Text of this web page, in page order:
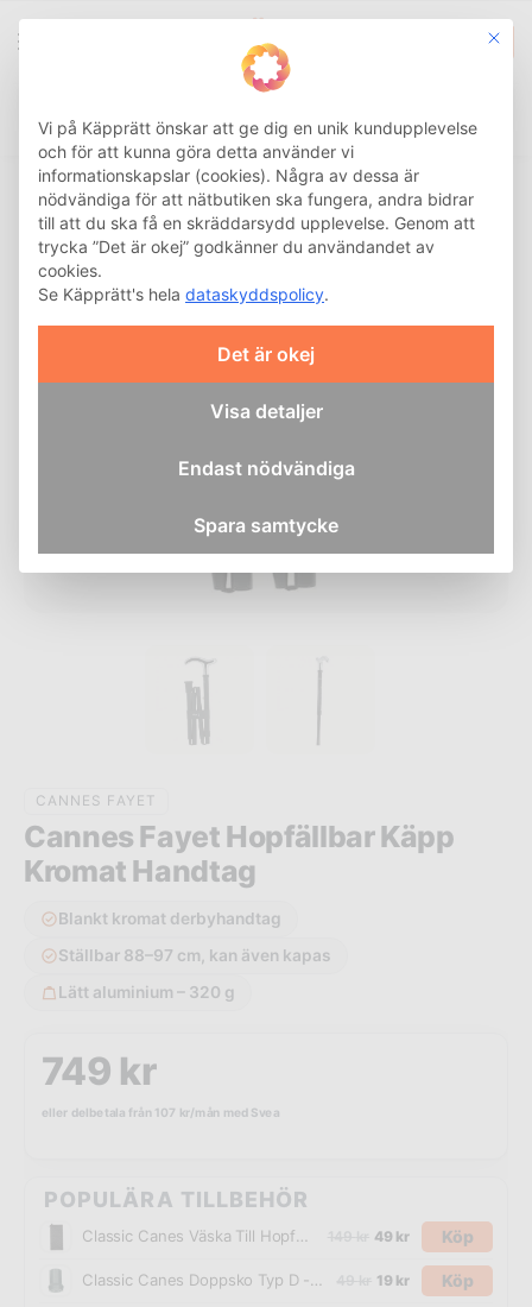
0
CANNES FAYET
Cannes Fayet Hopfällbar Käpp
Kromat Handtag
Blankt kromat derbyhandtag
Ställbar 88–97 cm, kan även kapas
Lätt aluminium – 320 g
749 kr
eller delbetala från 107 kr/mån med Svea
POPULÄRA TILLBEHÖR
49 kr Köp
19 kr Köp
This
Vi på Käpprätt önskar att ge dig en unik kundupplevelse
och för att kunna göra detta använder vi
informationskapslar (cookies). Några av dessa är
nödvändiga för att nätbutiken ska fungera, andra bidrar
till att du ska få en skräddarsydd upplevelse. Genom att
trycka ”Det är okej” godkänner du användandet av
cookies.
Se Käpprätt's hela dataskyddspolicy.
Det är okej
Visa detaljer
Endast nödvändiga
Spara samtycke